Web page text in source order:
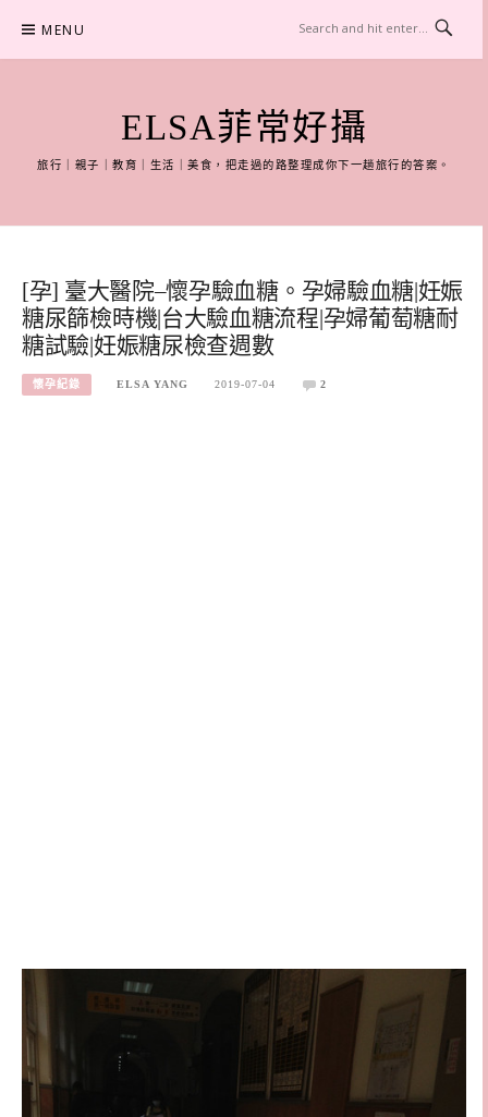
content
MENU
ELSA菲常好攝
旅行｜親子｜教育｜生活｜美食，把走過的路整理成你下一趟旅行的答案。
[孕] 臺大醫院–懷孕驗血糖。孕婦驗血糖|妊娠
糖尿篩檢時機|台大驗血糖流程|孕婦葡萄糖耐
糖試驗|妊娠糖尿檢查週數
懷孕紀錄 ELSA YANG 2019-07-04 2